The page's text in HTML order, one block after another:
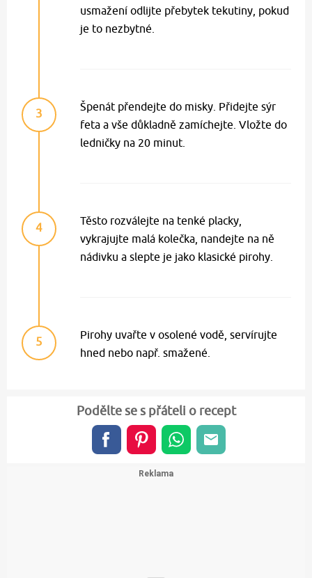
usmažení odlijte přebytek tekutiny, pokud
je to nezbytné.
3
Špenát přendejte do misky. Přidejte sýr
feta a vše důkladně zamíchejte. Vložte do
ledničky na 20 minut.
4
Těsto rozválejte na tenké placky,
vykrajujte malá kolečka, nandejte na ně
nádivku a slepte je jako klasické pirohy.
5
Pirohy uvařte v osolené vodě, servírujte
hned nebo např. smažené.
Podělte se s přáteli o recept